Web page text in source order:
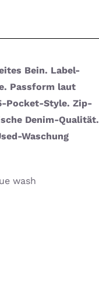
Bein. Label-
Passform laut
Pocket-Style. Zip-
Denim-Qualität.
Waschung
wash